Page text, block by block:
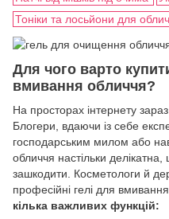
Тоніки та лосьйони для
Для чого варто
вмивання обличчя?
На просторах інтернету
Блогери, вдаючи із себе
господарським милом або
обличчя настільки
зашкодити. Косметологи й
професійні гелі для
кілька важливих функцій: